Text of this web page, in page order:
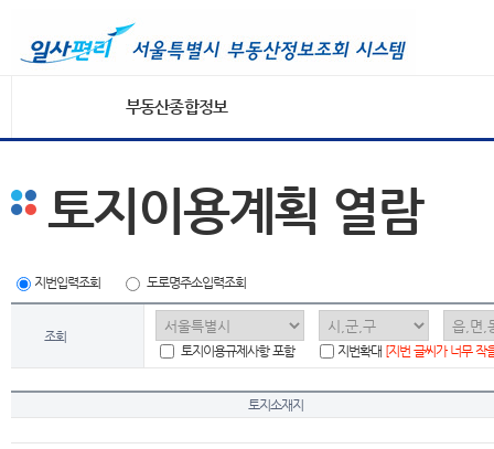
부동산종합정보
토지이용계획 열람
지번입력조회 도로명주소입력조회
조회
토지이용규제사항 포함
지번확대 [지번 글씨가 너무 작
토지소재지